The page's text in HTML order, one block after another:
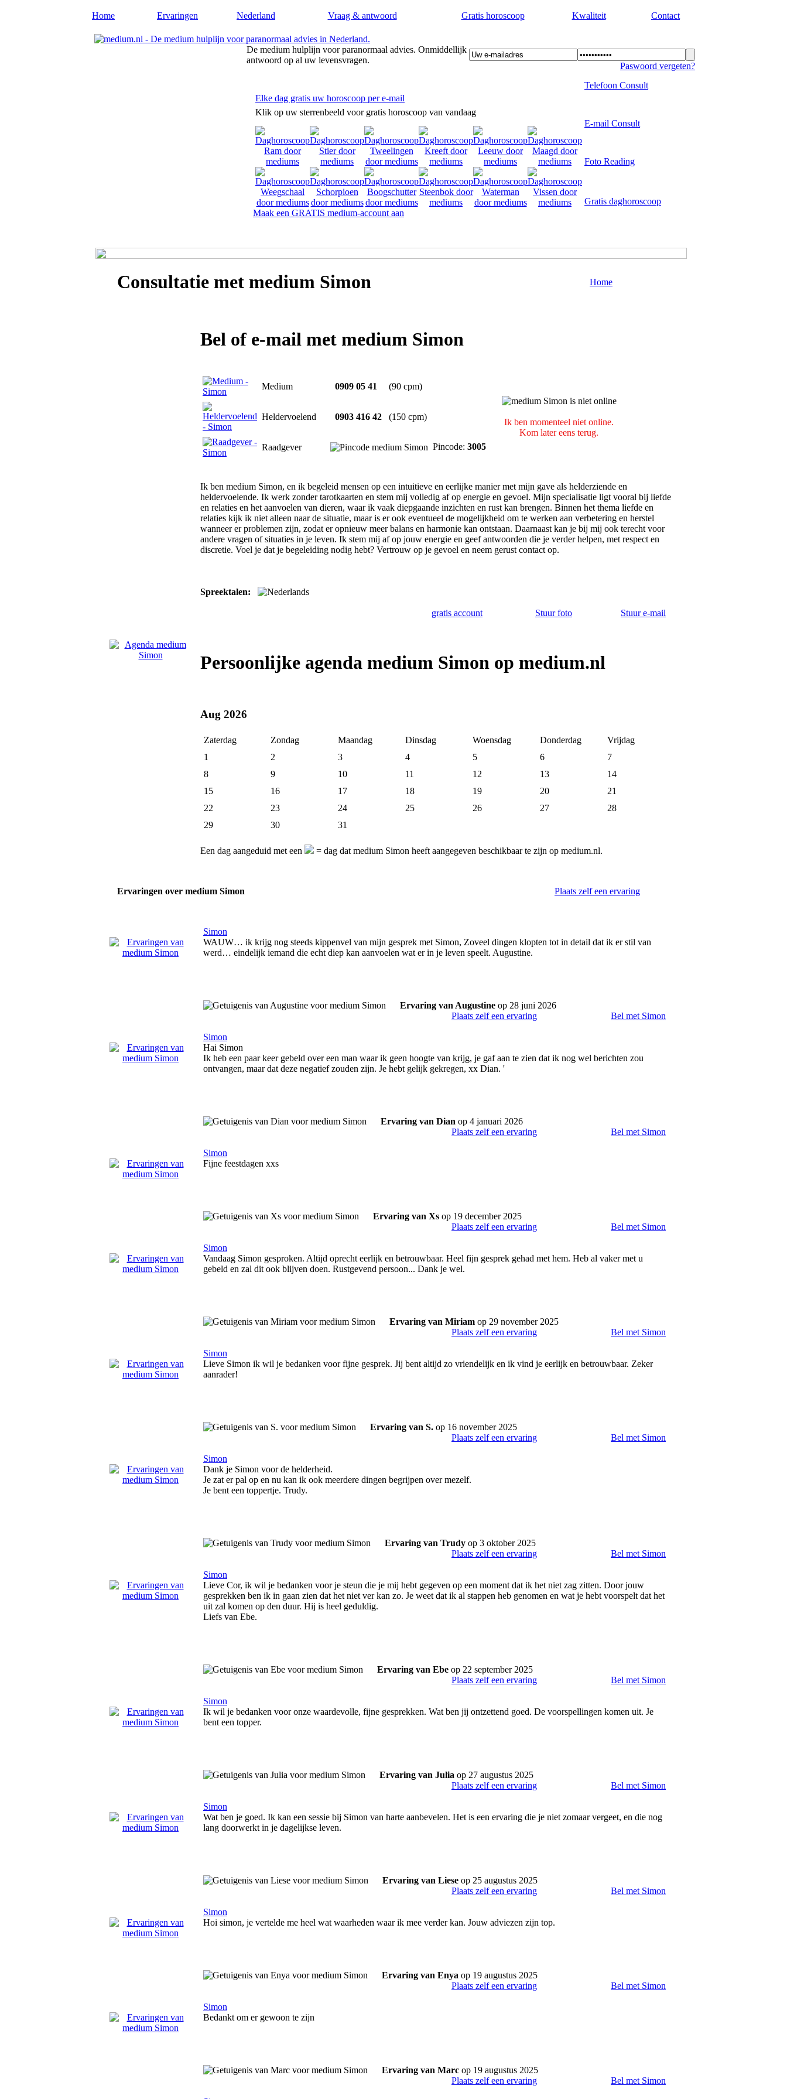
Home Ervaringen Nederland Vraag & antwoord Gratis horoscoop Kwaliteit Contact
De medium hulplijn voor paranormaal advies. Onmiddellijk
antwoord op al uw levensvragen.
Paswoord vergeten?
Elke dag gratis uw horoscoop per e-mail
Klik op uw sterrenbeeld voor gratis horoscoop van vandaag
Maak een GRATIS medium-account aan
Telefoon Consult
E-mail Consult
Foto Reading
Gratis daghoroscoop
Consultatie met medium Simon Home
Bel of e-mail met medium Simon
Medium 0909 05 41 (90 cpm)
Ik ben momenteel niet online.
Kom later eens terug.
Heldervoelend 0903 416 42 (150 cpm)
Raadgever Pincode: 3005
Ik ben medium Simon, en ik begeleid mensen op een intuitieve en eerlijke manier met mijn gave als helderziende en
heldervoelende. Ik werk zonder tarotkaarten en stem mij volledig af op energie en gevoel. Mijn specialisatie ligt vooral bij liefde
en relaties en het aanvoelen van dieren, waar ik vaak diepgaande inzichten en rust kan brengen. Binnen het thema liefde en
relaties kijk ik niet alleen naar de situatie, maar is er ook eventueel de mogelijkheid om te werken aan verbetering en herstel
wanneer er problemen zijn, zodat er opnieuw meer balans en harmonie kan ontstaan. Daarnaast kan je bij mij ook terecht voor
andere vragen of situaties in je leven. Ik stem mij af op jouw energie en geef antwoorden die je verder helpen, met respect en
discretie. Voel je dat je begeleiding nodig hebt? Vertrouw op je gevoel en neem gerust contact op.
Spreektalen:
gratis account Stuur foto Stuur e-mail
Persoonlijke agenda medium Simon op medium.nl
Aug 2026
Zaterdag Zondag Maandag Dinsdag Woensdag Donderdag
Vrijdag
1
2 3 4 5 6
7
8
9 10 11 12 13
14
15
16 17 18 19 20
21
22
23 24 25 26 27
28
29
30 31
Een dag aangeduid met een = dag dat medium Simon heeft aangegeven beschikbaar te zijn op medium.nl.
Ervaringen over medium Simon Plaats zelf een ervaring
Simon
WAUW… ik krijg nog steeds kippenvel van mijn gesprek met Simon, Zoveel dingen klopten tot in detail dat ik er stil van
werd… eindelijk iemand die echt diep kan aanvoelen wat er in je leven speelt. Augustine.
Ervaring van Augustine op 28 juni 2026
Plaats zelf een ervaring
Bel met Simon
Simon
Hai Simon
Ik heb een paar keer gebeld over een man waar ik geen hoogte van krijg, je gaf aan te zien dat ik nog wel berichten zou
ontvangen, maar dat deze negatief zouden zijn. Je hebt gelijk gekregen, xx Dian. '
Ervaring van Dian op 4 januari 2026
Plaats zelf een ervaring
Bel met Simon
Simon
Fijne feestdagen xxs
Ervaring van Xs op 19 december 2025
Plaats zelf een ervaring
Bel met Simon
Simon
Vandaag Simon gesproken. Altijd oprecht eerlijk en betrouwbaar. Heel fijn gesprek gehad met hem. Heb al vaker met u
gebeld en zal dit ook blijven doen. Rustgevend persoon... Dank je wel.
Ervaring van Miriam op 29 november 2025
Plaats zelf een ervaring
Bel met Simon
Simon
Lieve Simon ik wil je bedanken voor fijne gesprek. Jij bent altijd zo vriendelijk en ik vind je eerlijk en betrouwbaar. Zeker
aanrader!
Ervaring van S. op 16 november 2025
Plaats zelf een ervaring
Bel met Simon
Simon
Dank je Simon voor de helderheid.
Je zat er pal op en nu kan ik ook meerdere dingen begrijpen over mezelf.
Je bent een toppertje. Trudy.
Ervaring van Trudy op 3 oktober 2025
Plaats zelf een ervaring
Bel met Simon
Simon
Lieve Cor, ik wil je bedanken voor je steun die je mij hebt gegeven op een moment dat ik het niet zag zitten. Door jouw
gesprekken ben ik in gaan zien dat het niet ver kan zo. Je weet dat ik al stappen heb genomen en wat je hebt voorspelt dat het
uit zal komen op den duur. Hij is heel geduldig.
Liefs van Ebe.
Ervaring van Ebe op 22 september 2025
Plaats zelf een ervaring
Bel met Simon
Simon
Ik wil je bedanken voor onze waardevolle, fijne gesprekken. Wat ben jij ontzettend goed. De voorspellingen komen uit. Je
bent een topper.
Ervaring van Julia op 27 augustus 2025
Plaats zelf een ervaring
Bel met Simon
Simon
Wat ben je goed. Ik kan een sessie bij Simon van harte aanbevelen. Het is een ervaring die je niet zomaar vergeet, en die nog
lang doorwerkt in je dagelijkse leven.
Ervaring van Liese op 25 augustus 2025
Plaats zelf een ervaring
Bel met Simon
Simon
Hoi simon, je vertelde me heel wat waarheden waar ik mee verder kan. Jouw adviezen zijn top.
Ervaring van Enya op 19 augustus 2025
Plaats zelf een ervaring
Bel met Simon
Simon
Bedankt om er gewoon te zijn
Ervaring van Marc op 19 augustus 2025
Plaats zelf een ervaring
Bel met Simon